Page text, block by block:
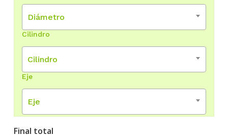
Diámetro
Cilindro
Cilindro
Eje
Eje
Final total